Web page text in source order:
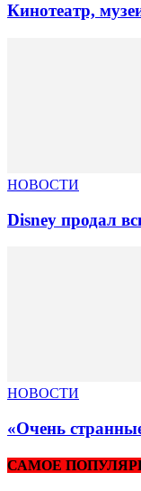
Кинотеатр,
НОВОСТИ
Disney продал
НОВОСТИ
«Очень
САМОЕ